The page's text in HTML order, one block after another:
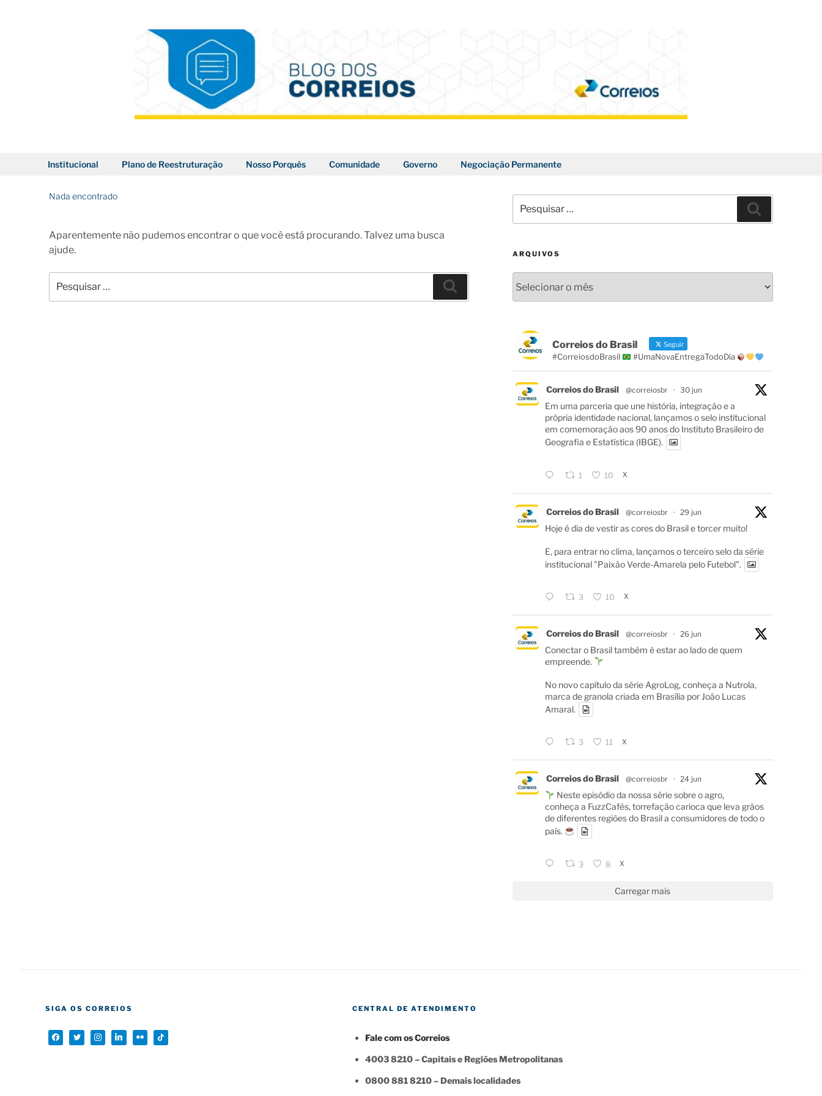
Institucional Plano de Reestruturação Nosso Porquês Comunidade Governo Negociação Permanente
Nada encontrado
Aparentemente não pudemos encontrar o que você está procurando. Talvez uma busca
ajude.
por:
por:
ARQUIVOS
Correios do Brasil Seguir
#CorreiosdoBrasil #UmaNovaEntregaTodoDia
Correios do Brasil @correiosbr · 30 jun
Em uma parceria que une história, integração e a
própria identidade nacional, lançamos o selo institucional
em comemoração aos 90 anos do Instituto Brasileiro de
Geografia e Estatística (IBGE).
1 10 X
Correios do Brasil @correiosbr · 29 jun
Hoje é dia de vestir as cores do Brasil e torcer muito!
E, para entrar no clima, lançamos o terceiro selo da série
institucional "Paixão Verde-Amarela pelo Futebol".
3 10 X
Correios do Brasil @correiosbr · 26 jun
Conectar o Brasil também é estar ao lado de quem
empreende.
No novo capítulo da série AgroLog, conheça a Nutrola,
marca de granola criada em Brasília por João Lucas
Amaral.
3 11 X
Correios do Brasil @correiosbr · 24 jun
Neste episódio da nossa série sobre o agro,
conheça a FuzzCafés, torrefação carioca que leva grãos
de diferentes regiões do Brasil a consumidores de todo o
país.
3 8 X
Carregar mais
SIGA OS CORREIOS CENTRAL DE ATENDIMENTO
Fale com os Correios
4003 8210 – Capitais e Regiões Metropolitanas
0800 881 8210 – Demais localidades